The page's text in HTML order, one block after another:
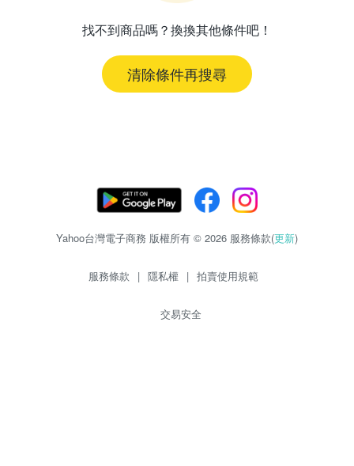
找不到商品嗎？換換其他條件吧！
清除條件再搜尋
Yahoo台灣電子商務 版權所有 © 2026 服務條款(更新)
服務條款 | 隱私權 | 拍賣使用規範
交易安全